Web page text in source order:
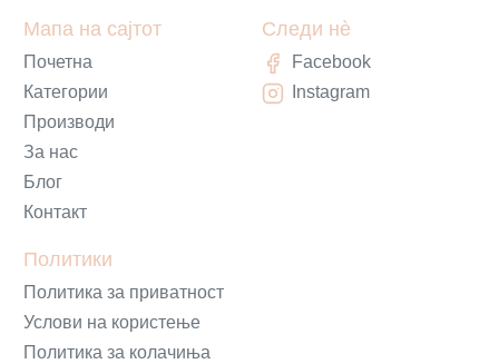
Мапа на сајтот
Почетна
Категории
Производи
За нас
Блог
Контакт
Политики
Политика за приватност
Услови на користење
Политика за колачиња
Следи нè
Facebook
Instagram